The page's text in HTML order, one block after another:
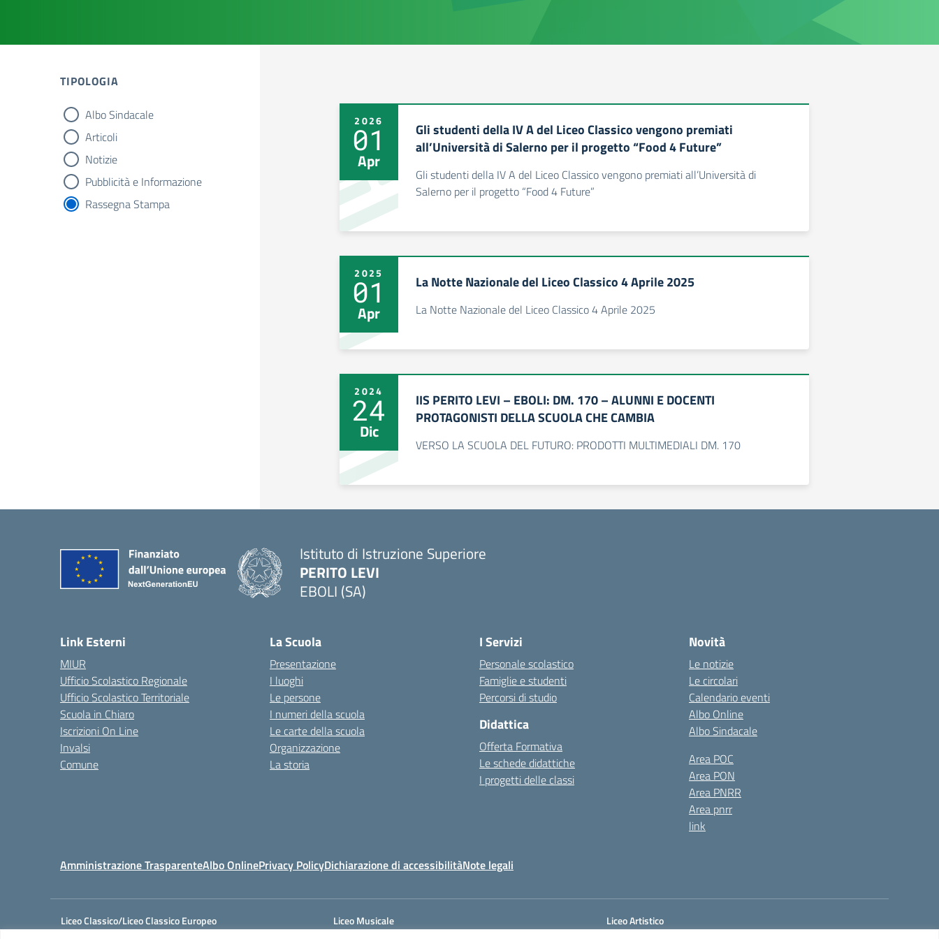
TIPOLOGIA
tipologia di articoli
Albo Sindacale
Articoli
Notizie
Pubblicità e Informazione
Rassegna Stampa
2026
01
Apr
Gli studenti della IV A del Liceo Classico vengono premiati
all’Università di Salerno per il progetto “Food 4 Future”
Gli studenti della IV A del Liceo Classico vengono premiati all’Università di
Salerno per il progetto “Food 4 Future”
2025
01
Apr
La Notte Nazionale del Liceo Classico 4 Aprile 2025
La Notte Nazionale del Liceo Classico 4 Aprile 2025
2024
24
Dic
IIS PERITO LEVI – EBOLI: DM. 170 – ALUNNI E DOCENTI
PROTAGONISTI DELLA SCUOLA CHE CAMBIA
VERSO LA SCUOLA DEL FUTURO: PRODOTTI MULTIMEDIALI DM. 170
Istituto di Istruzione Superiore
PERITO LEVI
EBOLI (SA)
Link Esterni
MIUR
Ufficio Scolastico Regionale
Ufficio Scolastico Territoriale
Scuola in Chiaro
Iscrizioni On Line
Invalsi
Comune
La Scuola
Presentazione
I luoghi
Le persone
I numeri della scuola
Le carte della scuola
Organizzazione
La storia
I Servizi
Personale scolastico
Famiglie e studenti
Percorsi di studio
Didattica
Offerta Formativa
Le schede didattiche
I progetti delle classi
Novità
Le notizie
Le circolari
Calendario eventi
Albo Online
Albo Sindacale
Area POC
Area PON
Area PNRR
Area pnrr
link
Amministrazione TrasparenteAlbo OnlinePrivacy PolicyDichiarazione di accessibilitàNote legali
Liceo Classico/Liceo Classico Europeo
Liceo Musicale
Liceo Artistico